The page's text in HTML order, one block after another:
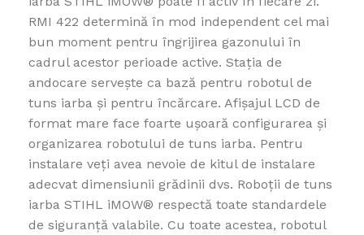
RMI 422 determină în mod independent cel mai
bun moment pentru îngrijirea gazonului în
cadrul acestor perioade active. Stația de
andocare servește ca bază pentru robotul de
tuns iarba și pentru încărcare. Afișajul LCD de
format mare face foarte ușoară configurarea și
organizarea robotului de tuns iarba. Pentru
instalare veți avea nevoie de kitul de instalare
adecvat dimensiunii grădinii dvs. Roboții de tuns
iarba STIHL iMOW® respectă toate standardele
de siguranță valabile. Cu toate acestea, robotul